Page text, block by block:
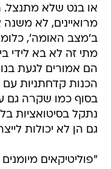
או בנט שלא
מרואיינים, לא
ב'מצב האומה',
מתי זה לא בא לידי
הם אמורים לגעת
הכנות קדחתניות
בסוף כמו שקרה גם
נתקל בסיטואציות
גם הן לא יכולות
"פוליטיקאים